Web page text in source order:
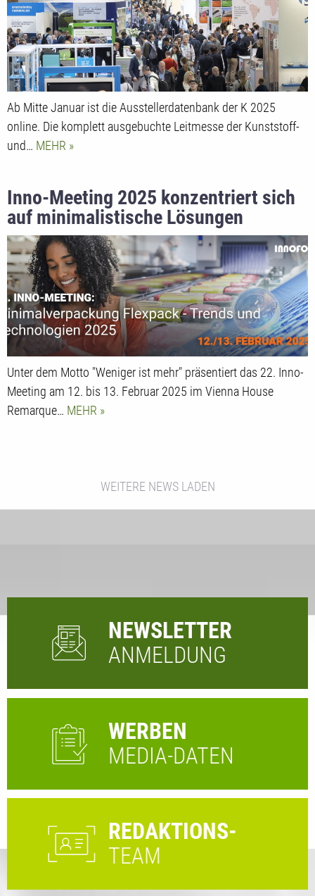
Ab Mitte Januar ist die Ausstellerdatenbank der K 2025
online. Die komplett ausgebuchte Leitmesse der Kunststoff-
und… MEHR
Inno-Meeting 2025 konzentriert sich
auf minimalistische Lösungen
Unter dem Motto "Weniger ist mehr" präsentiert das 22. Inno-
Meeting am 12. bis 13. Februar 2025 im Vienna House
Remarque… MEHR
WEITERE NEWS LADEN
NEWSLETTER
ANMELDUNG
WERBEN
MEDIA-DATEN
REDAKTIONS-
TEAM